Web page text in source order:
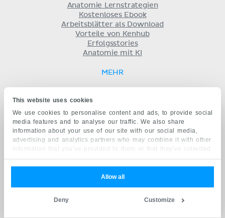
This website uses cookies
We use cookies to personalise content and ads, to provide social
media features and to analyse our traffic. We also share
information about your use of our site with our social media,
advertising and analytics partners who may combine it with other
information that you’ve provided to them or that they’ve collected
from your use of their services.
Allow all
Customize
Deny
Anatomie Lernstrategien
Kostenloses Ebook
Arbeitsblätter als Download
Vorteile von Kenhub
Erfolgsstories
Anatomie mit KI
MEHR
Illustrationen lizensieren
Merch Shop
ÜBER UNS
Team
Partner:innen
Kontakt
Impressum
Geschäftsbedingungen